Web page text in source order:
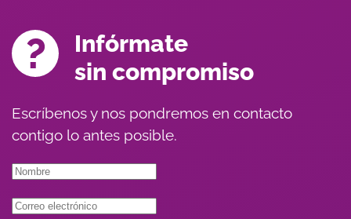
Infórmate
sin compromiso
Escríbenos y nos pondremos en contacto
contigo lo antes posible.